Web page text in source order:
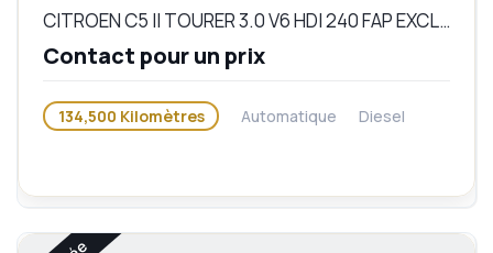
CITROEN C5 II TOURER 3.0 V6 HDI 240 FAP EXCLUSIVE BVA
Contact pour un prix
134,500 Kilomètres Automatique Diesel